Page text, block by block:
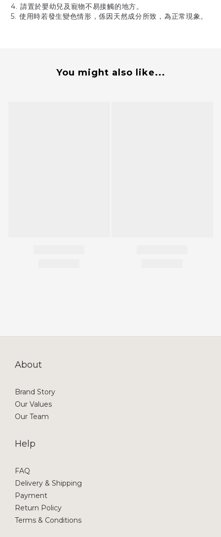
4. 請置於嬰幼兒及寵物不易接觸的地方。
5. 使用時若發生變色情形，係因天然成分所致，為正常現象。
You might also like...
About
Brand Story
Our Values
Our Team
Help
FAQ
Delivery & Shipping
Payment
Return Policy
Terms & Conditions